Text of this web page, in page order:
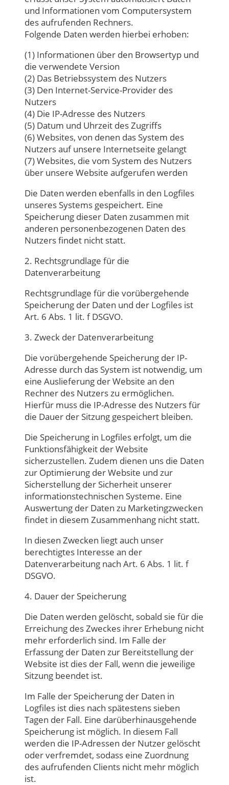
und Informationen vom Computersystem
des aufrufenden Rechners.
Folgende Daten werden hierbei erhoben:
(1) Informationen über den Browsertyp und
die verwendete Version
(2) Das Betriebssystem des Nutzers
(3) Den Internet-Service-Provider des
Nutzers
(4) Die IP-Adresse des Nutzers
(5) Datum und Uhrzeit des Zugriffs
(6) Websites, von denen das System des
Nutzers auf unsere Internetseite gelangt
(7) Websites, die vom System des Nutzers
über unsere Website aufgerufen werden
Die Daten werden ebenfalls in den Logfiles
unseres Systems gespeichert. Eine
Speicherung dieser Daten zusammen mit
anderen personenbezogenen Daten des
Nutzers findet nicht statt.
2. Rechtsgrundlage für die
Datenverarbeitung
Rechtsgrundlage für die vorübergehende
Speicherung der Daten und der Logfiles ist
Art. 6 Abs. 1 lit. f DSGVO.
3. Zweck der Datenverarbeitung
Die vorübergehende Speicherung der IP-
Adresse durch das System ist notwendig, um
eine Auslieferung der Website an den
Rechner des Nutzers zu ermöglichen.
Hierfür muss die IP-Adresse des Nutzers für
die Dauer der Sitzung gespeichert bleiben.
Die Speicherung in Logfiles erfolgt, um die
Funktionsfähigkeit der Website
sicherzustellen. Zudem dienen uns die Daten
zur Optimierung der Website und zur
Sicherstellung der Sicherheit unserer
informationstechnischen Systeme. Eine
Auswertung der Daten zu Marketingzwecken
findet in diesem Zusammenhang nicht statt.
In diesen Zwecken liegt auch unser
berechtigtes Interesse an der
Datenverarbeitung nach Art. 6 Abs. 1 lit. f
DSGVO.
4. Dauer der Speicherung
Die Daten werden gelöscht, sobald sie für die
Erreichung des Zweckes ihrer Erhebung nicht
mehr erforderlich sind. Im Falle der
Erfassung der Daten zur Bereitstellung der
Website ist dies der Fall, wenn die jeweilige
Sitzung beendet ist.
Im Falle der Speicherung der Daten in
Logfiles ist dies nach spätestens sieben
Tagen der Fall. Eine darüberhinausgehende
Speicherung ist möglich. In diesem Fall
werden die IP-Adressen der Nutzer gelöscht
oder verfremdet, sodass eine Zuordnung
des aufrufenden Clients nicht mehr möglich
ist.